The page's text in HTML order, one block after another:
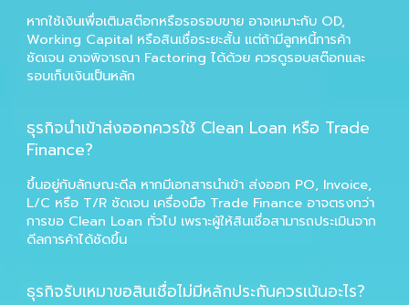
หากใช้เงินเพื่อเติมสต๊อกหรือรอรอบขาย อาจเหมาะกับ OD,
Working Capital หรือสินเชื่อระยะสั้น แต่ถ้ามีลูกหนี้การค้า
ชัดเจน อาจพิจารณา Factoring ได้ด้วย ควรดูรอบสต๊อกและ
รอบเก็บเงินเป็นหลัก
ธุรกิจนำเข้าส่งออกควรใช้ Clean Loan หรือ Trade
Finance?
ขึ้นอยู่กับลักษณะดีล หากมีเอกสารนำเข้า ส่งออก PO, Invoice,
L/C หรือ T/R ชัดเจน เครื่องมือ Trade Finance อาจตรงกว่า
การขอ Clean Loan ทั่วไป เพราะผู้ให้สินเชื่อสามารถประเมินจาก
ดีลการค้าได้ชัดขึ้น
ธุรกิจรับเหมาขอสินเชื่อไม่มีหลักประกันควรเน้นอะไร?